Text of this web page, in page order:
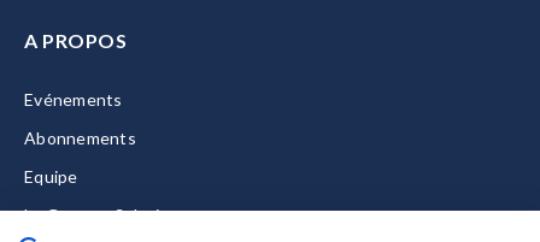
A PROPOS
Evénements
Abonnements
Equipe
La Gazette Solutions